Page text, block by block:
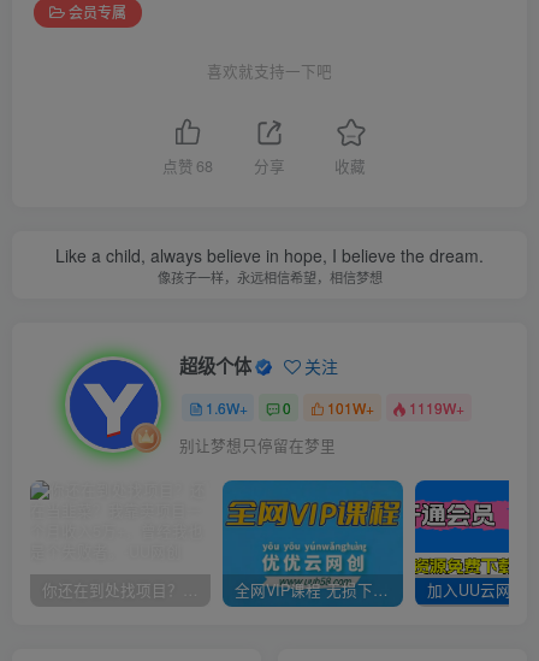
会员专属
喜欢就支持一下吧
点赞 68 分享 收藏
Like a child, always believe in hope, I believe the dream.
像孩子一样，永远相信希望，相信梦想
超级个体 关注
1.6W+ 0 101W+ 1119W+
别让梦想只停留在梦里
你还在到处找项目？还在当韭菜？我靠卖项目一个月收入5万+，曾经我也是个失败者。 全网VIP课程 无损下载~